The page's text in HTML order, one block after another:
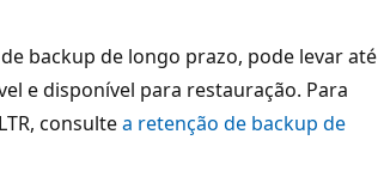
backup de longo prazo, pode levar até
e disponível para restauração. Para
consultea retenção de backup de